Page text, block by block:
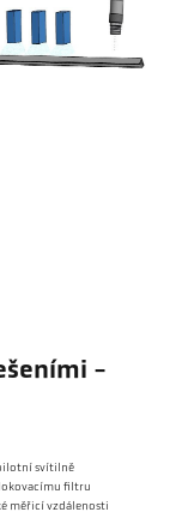
-
svítilně
filtru
měřicí vzdálenosti